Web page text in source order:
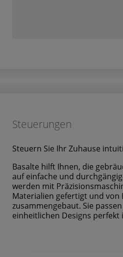
Steuerungen
Steuern Sie Ihr Zuhause
Basalte hilft Ihnen, die
auf einfache und
werden mit
Materialien gefertigt und von
zusammengebaut. Sie
einheitlichen Designs perfekt